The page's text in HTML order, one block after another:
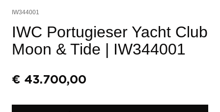
IW344001
IWC Portugieser Yacht Club
Moon & Tide | IW344001
€ 43.700,00